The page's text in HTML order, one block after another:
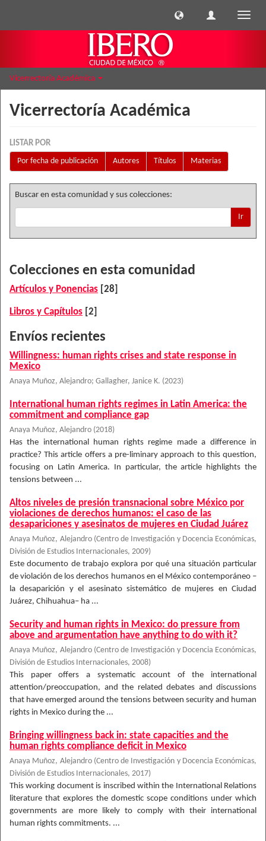
Vicerrectoría Académica
Vicerrectoría Académica
LISTAR POR
Por fecha de publicación
Autores Títulos Materias
Buscar en esta comunidad y sus colecciones:
Ir
Colecciones en esta comunidad
Artículos y Ponencias [28]
Libros y Capítulos [2]
Envíos recientes
Willingness: human rights crises and state response in
Mexico
Anaya Muñoz, Alejandro; Gallagher, Janice K. (2023)
International human rights regimes in Latin America: the
commitment and compliance gap
Anaya Muñoz, Alejandro (2018)
Has the international human rights regime made a difference in
practice? This article offers a pre-liminary approach to this question,
focusing on Latin America. In particular, the article highlights the
tensions between ...
Altos niveles de presión transnacional sobre México por
violaciones de derechos humanos: el caso de las
desapariciones y asesinatos de mujeres en Ciudad Juárez
Anaya Muñoz, Alejandro (Centro de Investigación y Docencia Económicas,
División de Estudios Internacionales, 2009)
Este documento de trabajo explora por qué una situación particular
de violación de los derechos humanos en el México contemporáneo –
la desaparición y el asesinato sistemático de mujeres en Ciudad
Juárez, Chihuahua– ha ...
Security and human rights in Mexico: do pressure from
above and argumentation have anything to do with it?
Anaya Muñoz, Alejandro (Centro de Investigación y Docencia Económicas,
División de Estudios Internacionales, 2008)
This paper offers a systematic account of the international
attention/preoccupation, and the related debates and discussions
that have emerged around the tensions between security and human
rights in Mexico during the ...
Bringing willingness back in: state capacities and the
human rights compliance deficit in Mexico
Anaya Muñoz, Alejandro (Centro de Investigación y Docencia Económicas,
División de Estudios Internacionales, 2017)
This working document is inscribed within the International Relations
literature that explores the domestic scope conditions under which
governments are more likely to comply with their international
human rights commitments. ...